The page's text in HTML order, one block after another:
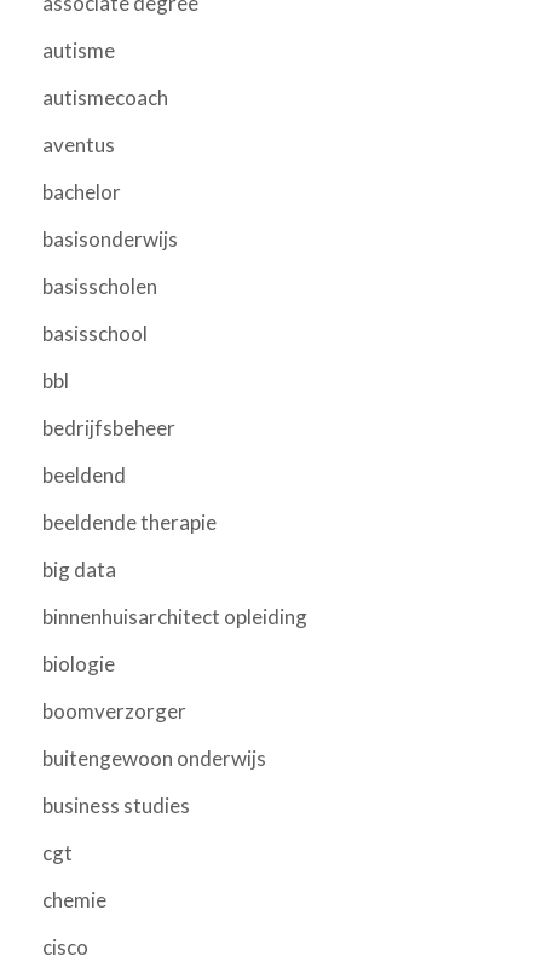
autisme
autismecoach
aventus
bachelor
basisonderwijs
basisscholen
basisschool
bbl
bedrijfsbeheer
beeldend
beeldende therapie
big data
binnenhuisarchitect opleiding
biologie
boomverzorger
buitengewoon onderwijs
business studies
cgt
chemie
cisco